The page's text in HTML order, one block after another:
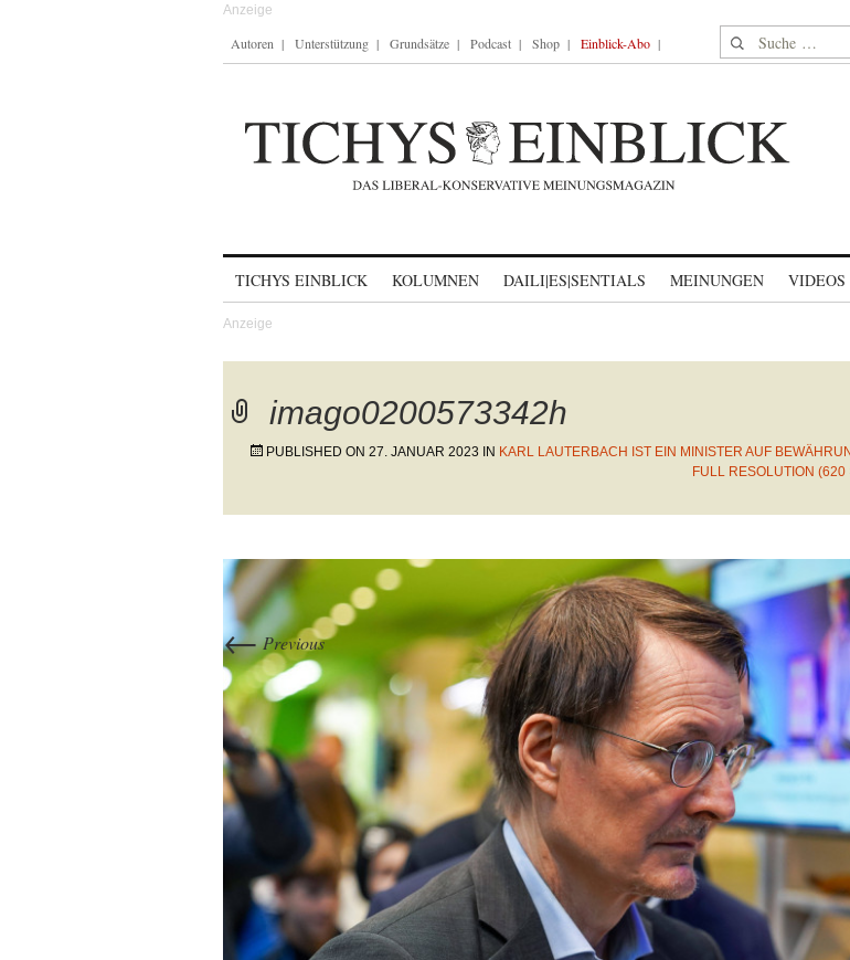
Autoren Unterstützung Grundsätze Podcast Shop Einblick-Abo Suche nach:
TICHYS EINBLICK KOLUMNEN DAILI|ES|SENTIALS MEINUNGEN VIDEOS
imago0200573342h
PUBLISHED ON 27. JANUAR 2023 IN KARL LAUTERBACH IST EIN MINISTER AUF
FULL RESOLUTION (620
←Previous